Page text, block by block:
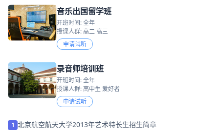
音乐出国留学班
开班时间: 全年
授课人群: 高二 高三
申请试听
录音师培训班
开班时间: 全年
授课人群: 高中生 爱好者
申请试听
1 北京航空航天大学2013年艺术特长生招生简章